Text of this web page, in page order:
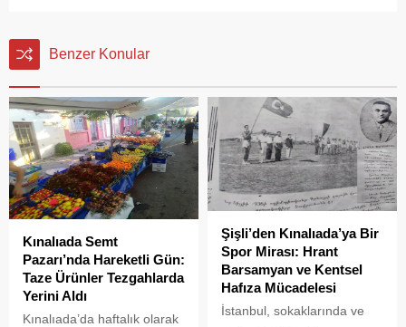
Benzer Konular
Kınalıada Semt
Pazarı’nda Hareketli Gün:
Taze Ürünler Tezgahlarda
Yerini Aldı
Kınalıada’da haftalık olarak
Şişli’den Kınalıada’ya Bir
Spor Mirası: Hrant
Barsamyan ve Kentsel
Hafıza Mücadelesi
İstanbul, sokaklarında ve